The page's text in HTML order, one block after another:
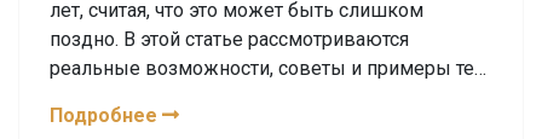
лет, считая, что это может быть слишком
поздно. В этой статье рассмотриваются
реальные возможности, советы и примеры тех,
а также основные шаги, чтобы преуспеть в этой
Подробнее